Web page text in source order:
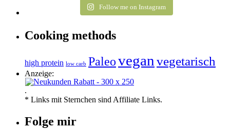
Follow me on Instagram
Cooking methods
high protein low carb Paleoveganvegetarisch
Anzeige:
.
* Links mit Sternchen sind Affiliate Links.
Folge mir